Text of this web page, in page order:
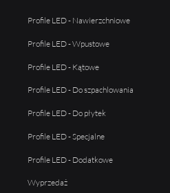
Profile LED - Nawierzchniowe
Profile LED - Wpustowe
Profile LED - Kątowe
Profile LED - Do szpachlowania
Profile LED - Do płytek
Profile LED - Specjalne
Profile LED - Dodatkowe
Wyprzedaż